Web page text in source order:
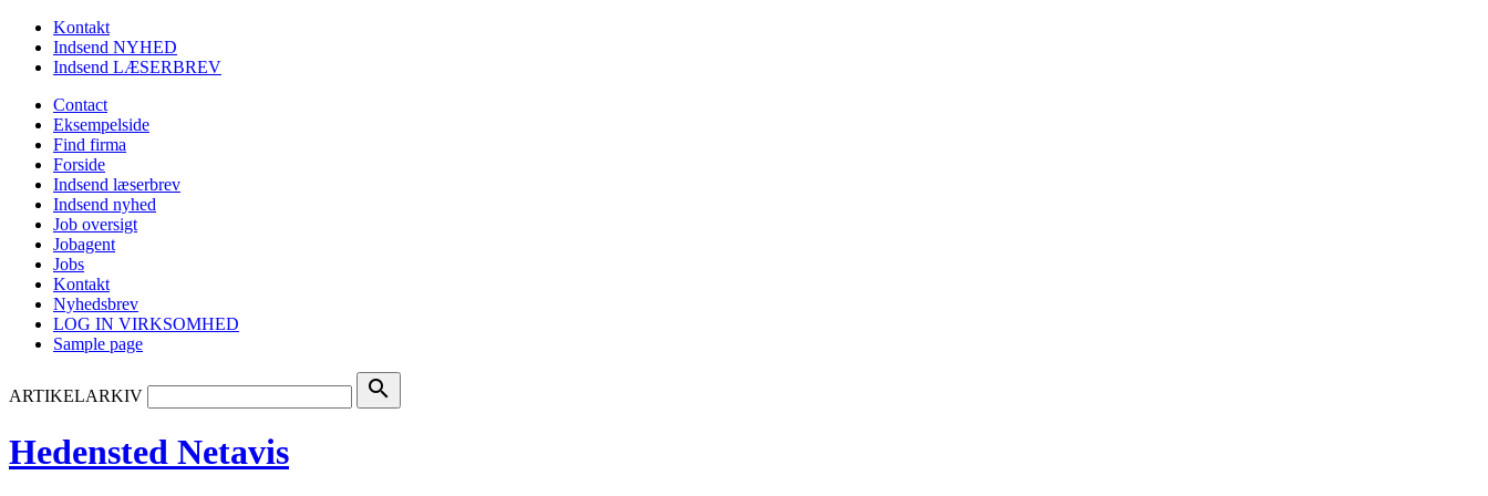
Kontakt
Indsend NYHED
Indsend LÆSERBREV
Contact
Eksempelside
Find firma
Forside
Indsend læserbrev
Indsend nyhed
Job oversigt
Jobagent
Jobs
Kontakt
Nyhedsbrev
LOG IN VIRKSOMHED
Sample page
ARTIKELARKIV search
Hedensted Netavis